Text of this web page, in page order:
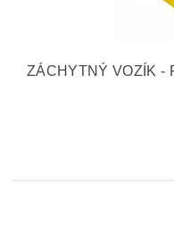
ZÁCHYTNÝ VOZÍK -